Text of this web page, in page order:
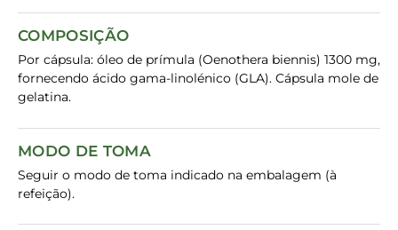
COMPOSIÇÃO
Por cápsula: óleo de prímula (Oenothera biennis) 1300 mg,
fornecendo ácido gama-linolénico (GLA). Cápsula mole de
gelatina.
MODO DE TOMA
Seguir o modo de toma indicado na embalagem (à
refeição).